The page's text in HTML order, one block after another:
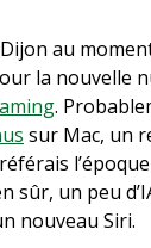
au
la nouvelle
.
sûr, un peu
nouveau Siri.